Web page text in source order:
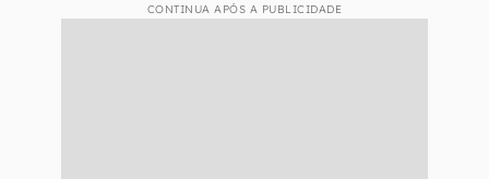
CONTINUA APÓS A PUBLICIDADE